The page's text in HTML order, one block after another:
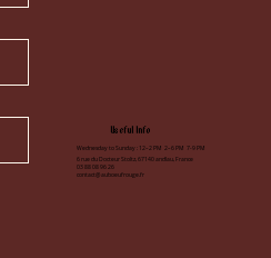
Useful Info
Wednesday to Sunday : 12–2 PM 2–6 PM 7-9 PM
6 rue du Docteur Stoltz, 67140 andlau, France
03 88 08 96 26
contact@auboeufrouge.fr